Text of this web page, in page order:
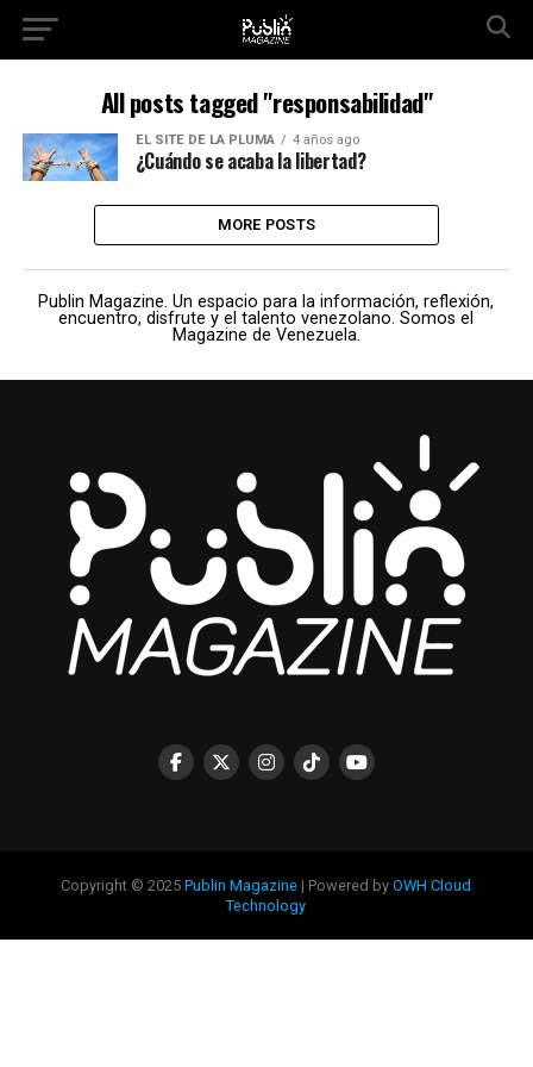
All posts tagged "responsabilidad"
EL SITE DE LA PLUMA 4 años ago
¿Cuándo se acaba la libertad?
MORE POSTS
Publin Magazine. Un espacio para la información, reflexión,
encuentro, disfrute y el talento venezolano. Somos el
Magazine de Venezuela.
Copyright © 2025Publin Magazine | Powered byOWH Cloud
Technology